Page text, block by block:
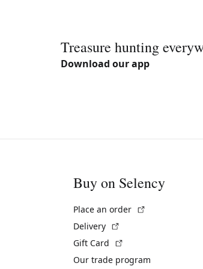
Treasure hunting
Download our app
Buy on Selency
Place an order
Delivery
Gift Card
Our trade program